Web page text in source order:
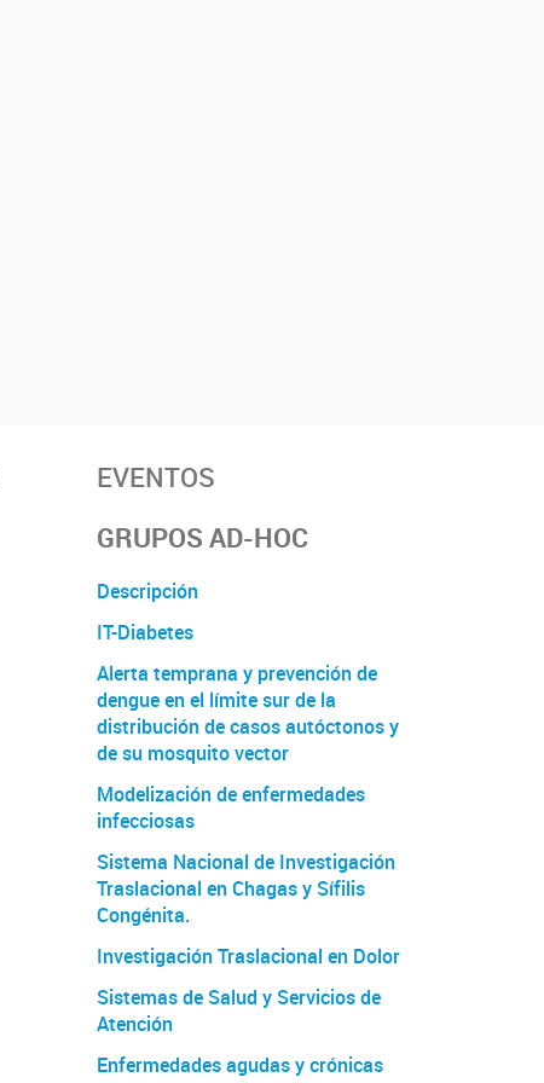
EVENTOS
GRUPOS AD-HOC
Descripción
IT-Diabetes
Alerta temprana y prevención de
dengue en el límite sur de la
distribución de casos autóctonos y
de su mosquito vector
Modelización de enfermedades
infecciosas
Sistema Nacional de Investigación
Traslacional en Chagas y Sífilis
Congénita.
Investigación Traslacional en Dolor
Sistemas de Salud y Servicios de
Atención
Enfermedades agudas y crónicas